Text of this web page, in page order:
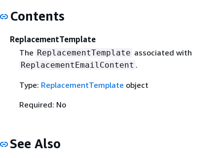
Contents
ReplacementTemplate
The ReplacementTemplate associated with
ReplacementEmailContent .
Type: ReplacementTemplate object
Required: No
See Also